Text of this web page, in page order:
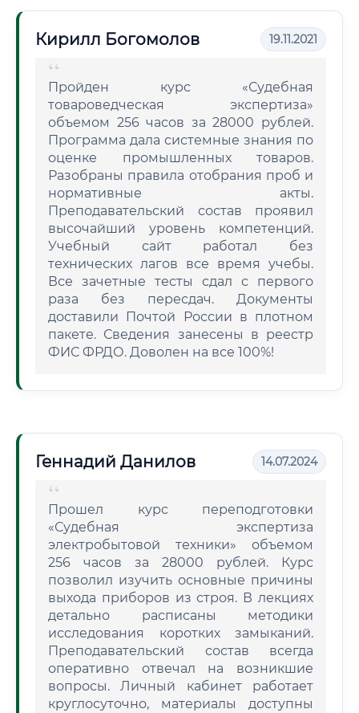
Кирилл Богомолов 19.11.2021
Пройден курс «Судебная
товароведческая экспертиза»
объемом 256 часов за 28000 рублей.
Программа дала системные знания по
оценке промышленных товаров.
Разобраны правила отобрания проб и
нормативные акты.
Преподавательский состав проявил
высочайший уровень компетенций.
Учебный сайт работал без
технических лагов все время учебы.
Все зачетные тесты сдал с первого
раза без пересдач. Документы
доставили Почтой России в плотном
пакете. Сведения занесены в реестр
ФИС ФРДО. Доволен на все 100%!
Геннадий Данилов 14.07.2024
Прошел курс переподготовки
«Судебная экспертиза
электробытовой техники» объемом
256 часов за 28000 рублей. Курс
позволил изучить основные причины
выхода приборов из строя. В лекциях
детально расписаны методики
исследования коротких замыканий.
Преподавательский состав всегда
оперативно отвечал на возникшие
вопросы. Личный кабинет работает
круглосуточно, материалы доступны